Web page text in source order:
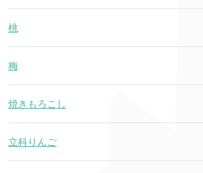
桃
梅
焼きもろこし
立科りんご